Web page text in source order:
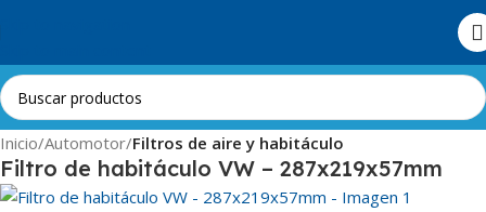
Inicio Automotor Filtros de aire y habitáculo
Filtro de habitáculo VW – 287x219x57mm